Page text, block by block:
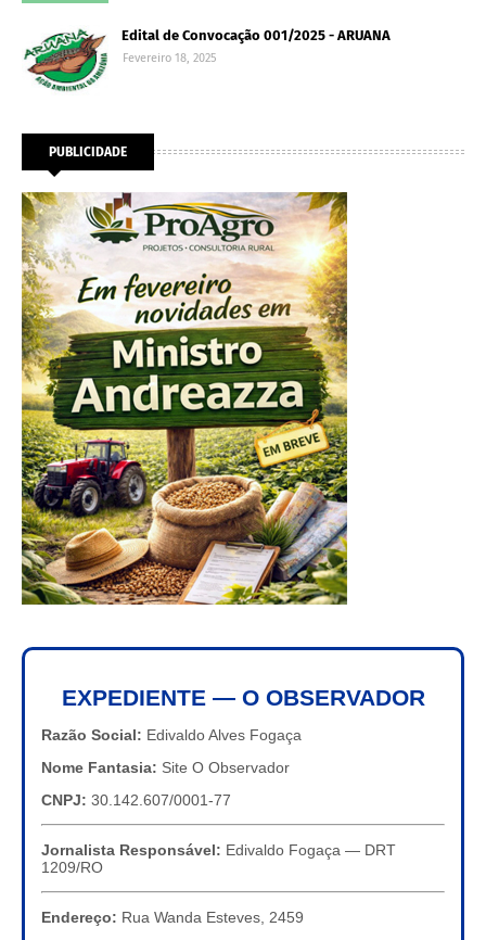
Edital de Convocação 001/2025 - ARUANA
Fevereiro 18, 2025
PUBLICIDADE
EXPEDIENTE — O OBSERVADOR
Razão Social: Edivaldo Alves Fogaça
Nome Fantasia: Site O Observador
CNPJ: 30.142.607/0001-77
Jornalista Responsável: Edivaldo Fogaça — DRT
1209/RO
Endereço: Rua Wanda Esteves, 2459